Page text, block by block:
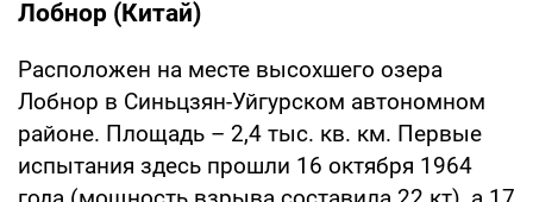
Лобнор (Китай)
Расположен на месте высохшего озера
Лобнор в Синьцзян-Уйгурском автономном
районе. Площадь – 2,4 тыс. кв. км. Первые
испытания здесь прошли 16 октября 1964